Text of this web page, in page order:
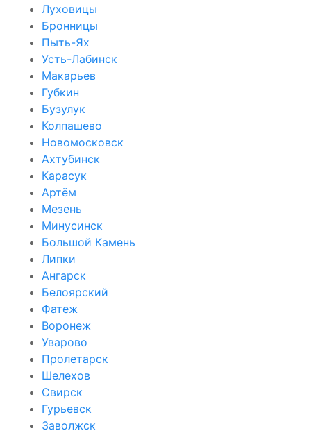
Луховицы
Бронницы
Пыть-Ях
Усть-Лабинск
Макарьев
Губкин
Бузулук
Колпашево
Новомосковск
Ахтубинск
Карасук
Артём
Мезень
Минусинск
Большой Камень
Липки
Ангарск
Белоярский
Фатеж
Воронеж
Уварово
Пролетарск
Шелехов
Свирск
Гурьевск
Заволжск